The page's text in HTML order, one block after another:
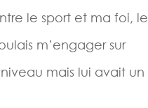
le sport et ma foi, le
m’engager sur
mais lui avait un